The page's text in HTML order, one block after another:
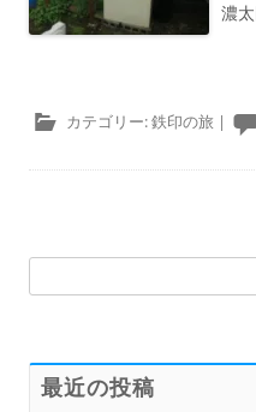
濃
カテゴリー:鉄印の旅 |
索:
最近の投稿